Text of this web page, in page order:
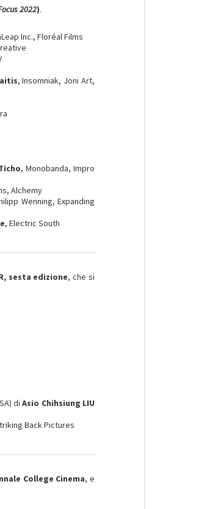
2022).
Inc., Floréal Films
, Insomniak, Joni Art,
, Monobanda, Impro
Alchemy
Wenning, Expanding
, Electric South
sesta edizione, che si
diAsio Chihsiung LIU
Back Pictures
College Cinema, e